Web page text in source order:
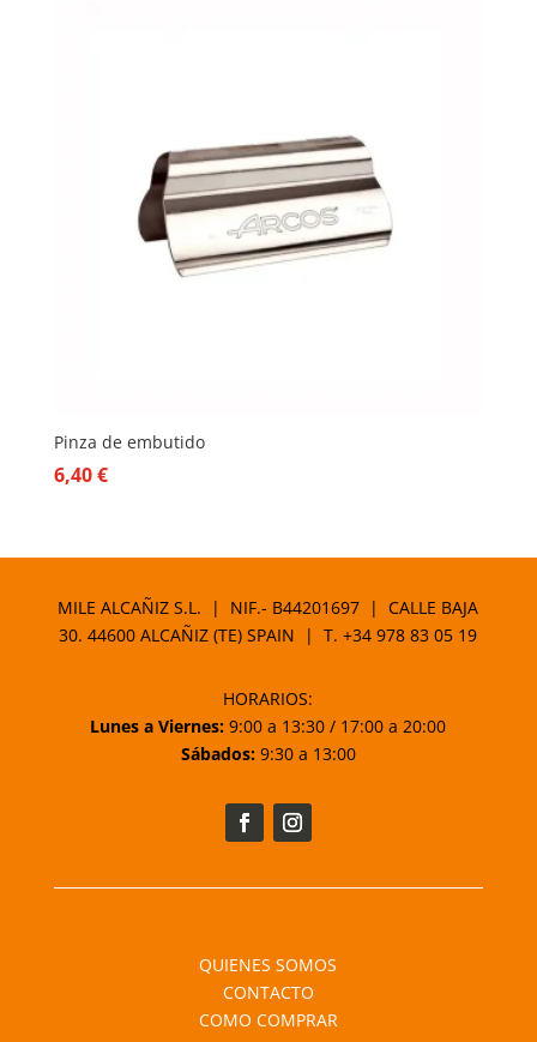
Pinza de embutido
6,40€
MILE ALCAÑIZ S.L. | NIF.- B44201697 | CALLE BAJA
30. 44600 ALCAÑIZ (TE) SPAIN | T.+34 978 83 05 19
HORARIOS:
Lunes a Viernes: 9:00 a 13:30 / 17:00 a 20:00
Sábados:9:30 a 13:00
QUIENES SOMOS
CONTACTO
COMO COMPRAR